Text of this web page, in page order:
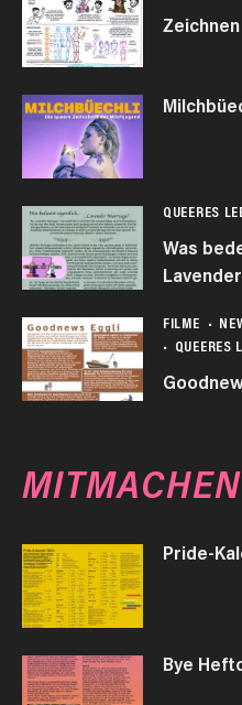
QUEERES
Was
FILME
QUEERES
MITMACHEN
Pride-
Bye